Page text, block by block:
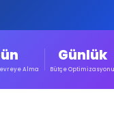
Alma
Günlük
Bütçe Optimizasyonu